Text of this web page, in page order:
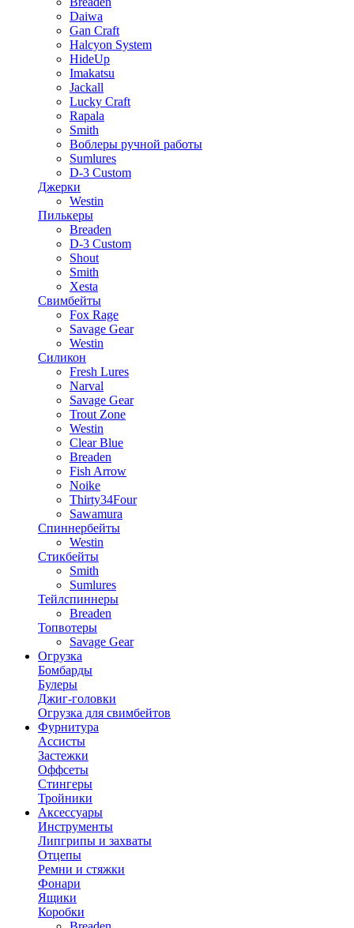
Daiwa
Gan Craft
Halcyon System
HideUp
Imakatsu
Jackall
Lucky Craft
Rapala
Smith
Воблеры ручной работы
Sumlures
D-3 Custom
Джерки
Westin
Пилькеры
Breaden
D-3 Custom
Shout
Smith
Xesta
Свимбейты
Fox Rage
Savage Gear
Westin
Силикон
Fresh Lures
Narval
Savage Gear
Trout Zone
Westin
Clear Blue
Breaden
Fish Arrow
Noike
Thirty34Four
Sawamura
Спиннербейты
Westin
Стикбейты
Smith
Sumlures
Тейлспиннеры
Breaden
Топвотеры
Savage Gear
Огрузка
Бомбарды
Булеры
Джиг-головки
Огрузка для свимбейтов
Фурнитура
Ассисты
Застежки
Оффсеты
Стингеры
Тройники
Аксессуары
Инструменты
Липгрипы и захваты
Отцепы
Ремни и стяжки
Фонари
Ящики
Коробки